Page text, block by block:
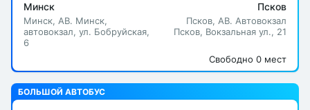
Минск
Минск, АВ. Минск,
автовокзал, ул. Бобруйская,
6
Псков
Псков, АВ. Автовокзал
Псков, Вокзальная ул., 21
Свободно 0 мест
БОЛЬШОЙ АВТОБУС